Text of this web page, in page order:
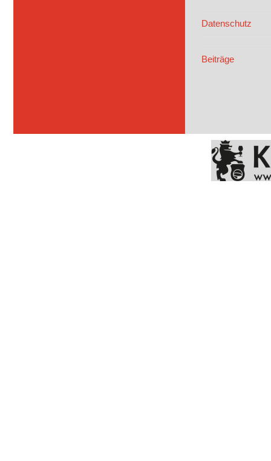
Datenschutz
Beiträge